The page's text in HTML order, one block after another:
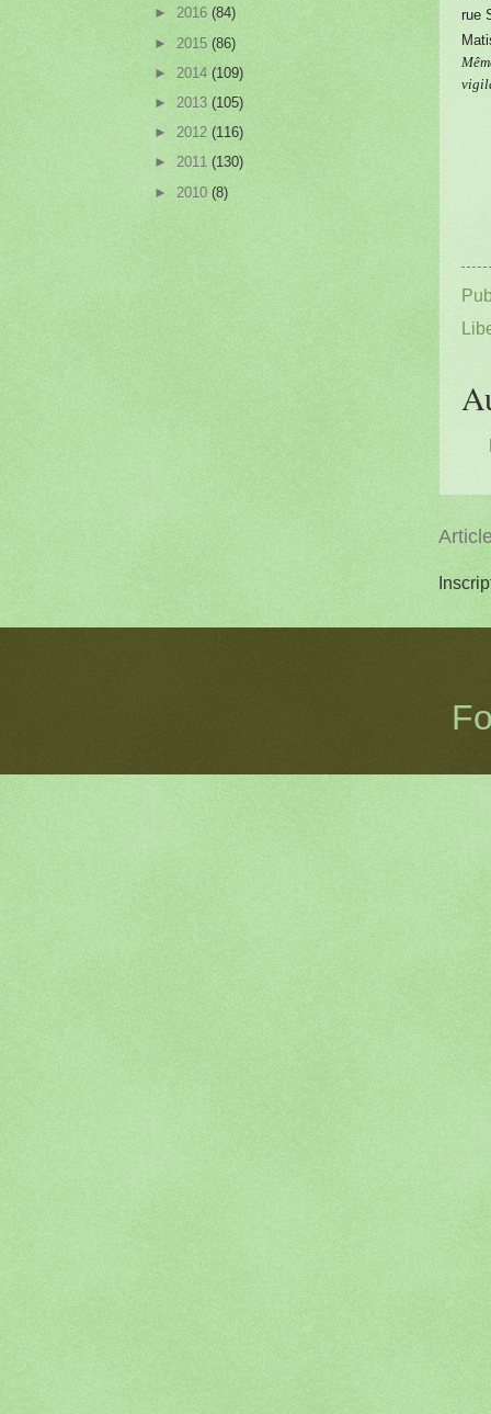
rue
► 2016 (84)
► 2015 (86)
► 2014 (109)
► 2013 (105)
► 2012 (116)
► 2011 (130)
► 2010 (8)